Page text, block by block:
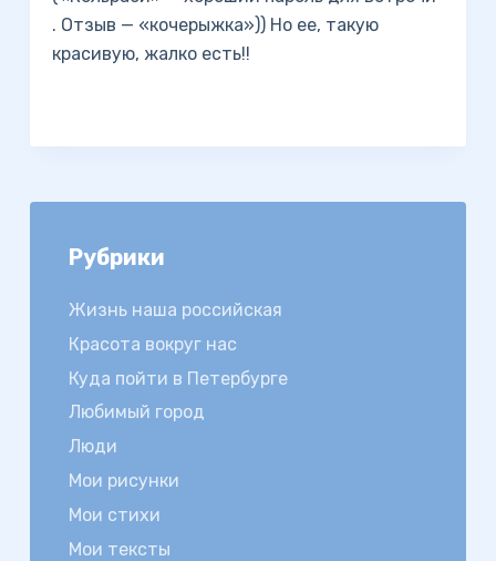
. Отзыв — «кочерыжка»)) Но ее, такую
красивую, жалко есть!!
Рубрики
Жизнь наша российская
Красота вокруг нас
Куда пойти в Петербурге
Любимый город
Люди
Мои рисунки
Мои стихи
Мои тексты